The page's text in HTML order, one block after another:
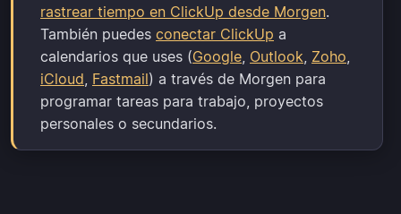
rastrear tiempo en ClickUp desde Morgen.
También puedes conectar ClickUp a
calendarios que uses (Google, Outlook, Zoho,
iCloud, Fastmail) a través de Morgen para
programar tareas para trabajo, proyectos
personales o secundarios.